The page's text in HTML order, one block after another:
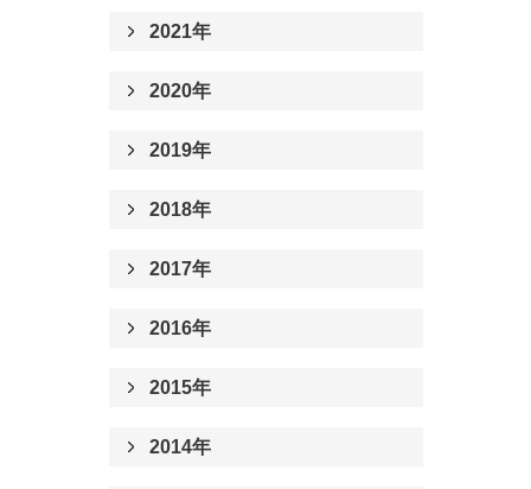
2021年
2020年
2019年
2018年
2017年
2016年
2015年
2014年